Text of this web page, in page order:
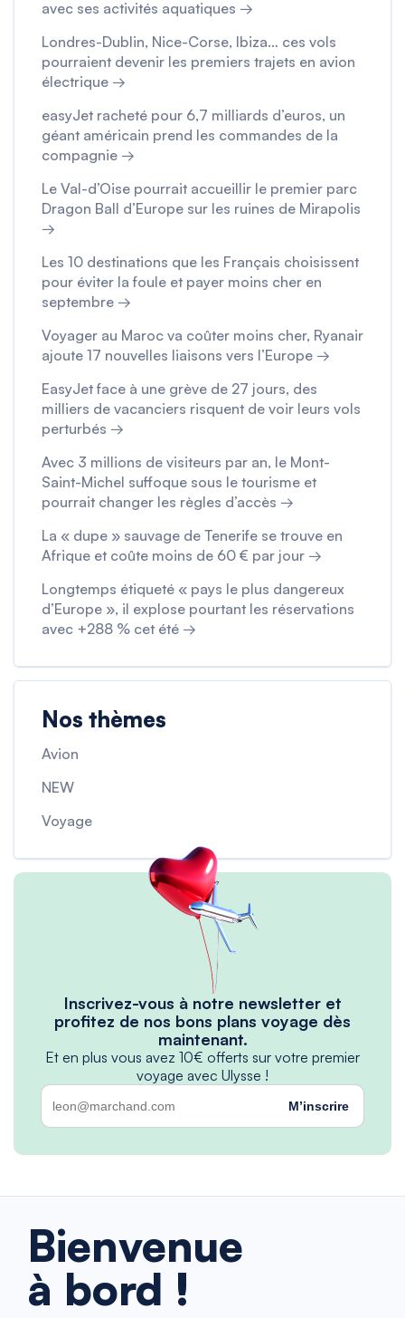
avec ses activités aquatiques →
Londres-Dublin, Nice-Corse, Ibiza… ces vols
pourraient devenir les premiers trajets en avion
électrique →
easyJet racheté pour 6,7 milliards d’euros, un
géant américain prend les commandes de la
compagnie →
Le Val-d’Oise pourrait accueillir le premier parc
Dragon Ball d’Europe sur les ruines de Mirapolis
→
Les 10 destinations que les Français choisissent
pour éviter la foule et payer moins cher en
septembre →
Voyager au Maroc va coûter moins cher, Ryanair
ajoute 17 nouvelles liaisons vers l’Europe →
EasyJet face à une grève de 27 jours, des
milliers de vacanciers risquent de voir leurs vols
perturbés →
Avec 3 millions de visiteurs par an, le Mont-
Saint-Michel suffoque sous le tourisme et
pourrait changer les règles d’accès →
La « dupe » sauvage de Tenerife se trouve en
Afrique et coûte moins de 60 € par jour →
Longtemps étiqueté « pays le plus dangereux
d’Europe », il explose pourtant les réservations
avec +288 % cet été →
Nos thèmes
Avion
NEW
Voyage
Inscrivez-vous à notre newsletter et
profitez de nos bons plans voyage dès
maintenant.
Et en plus vous avez 10€ offerts sur votre premier
voyage avec Ulysse !
M’inscrire
Bienvenue
à bord !